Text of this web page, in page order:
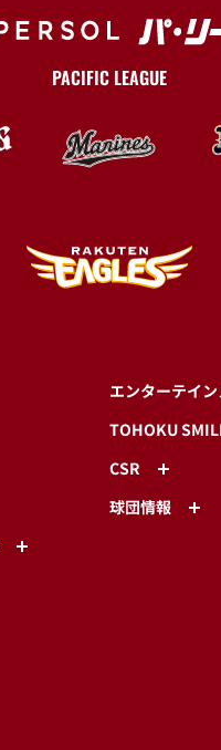
PACIFIC LEAGUE
エンターテイン
TOHOKU
CSR
球団情報